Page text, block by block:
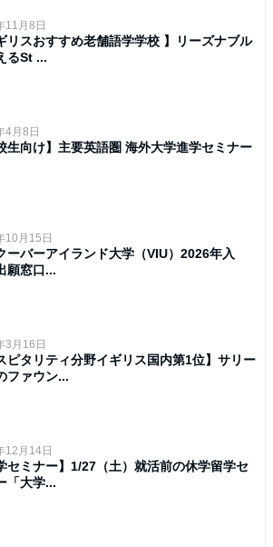
11月8日
リスおすすめ老舗語学学校 】リーズナブル
るSt ...
4月8日
生向け】主要英語圏 海外大学進学セミナー
10月15日
ーバーアイランド大学（VIU）2026年入
願窓口...
3月16日
ピタリティ分野イギリス国内第1位】サリー
ファウン...
12月14日
セミナー】1/27（土）就活前の休学留学セ
「大学...